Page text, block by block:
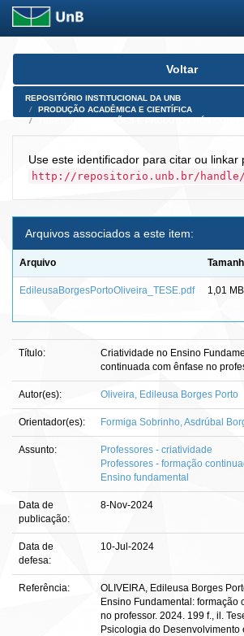
Skip
Voltar
REPOSITÓRIO INSTITUCIONAL DA UNB
PRODUÇÃO ACADÊMICA E CIENTÍFICA
Use este identificador para citar ou linkar
http://repositorio.unb.br/handle/
Arquivos associados a este item:
Arquivo
EdileusaBorgesPortoOliveira_TESE.pdf 1,01 MB
Título:
Criatividade no Ensino
continuada com ênfase no
Autor(es): Oliveira, Edileusa Borges Porto
Orientador(es): Formiga Sobrinho, Asdrúbal
Assunto:
Professores - criatividade
Professores - formação
Ensino fundamental
Data de
publicação:
8-Nov-2024
Data de
defesa:
10-Jul-2024
Referência:
OLIVEIRA, Edileusa Borges
Ensino Fundamental: formação
no professor. 2024. 199 f., il.
Psicologia do